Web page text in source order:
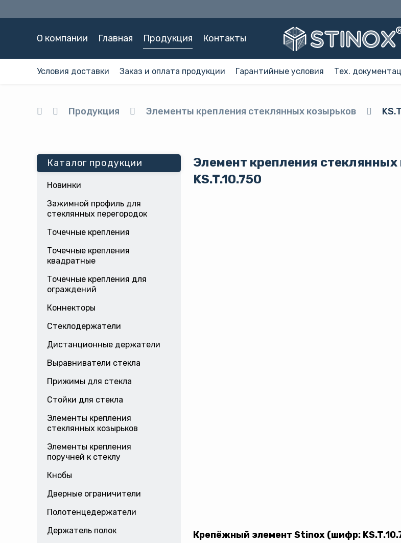
О компании Главная Продукция Контакты
Условия доставки Заказ и оплата продукции Гарантийные условия Тех.
Продукция Элементы крепления стеклянных козырьков
Каталог продукции
Новинки
Зажимной профиль для
стеклянных перегородок
Точечные крепления
Точечные крепления
квадратные
Точечные крепления для
ограждений
Коннекторы
Стеклодержатели
Дистанционные держатели
Выравниватели стекла
Прижимы для стекла
Стойки для стекла
Элементы крепления
стеклянных козырьков
Элементы крепления
поручней к стеклу
Кнобы
Дверные ограничители
Полотенцедержатели
Держатель полок
Элемент крепления стеклянных
KS.T.10.750
Крепёжный элемент Stinox (шифр: